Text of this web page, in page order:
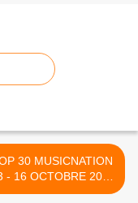
30 MUSICNATION
- 16 OCTOBRE 2022
>